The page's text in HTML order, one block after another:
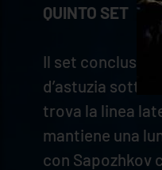
QUINTO SET
Il set
d’astuzia
trova la linea
mantiene una
con Sapozhkov